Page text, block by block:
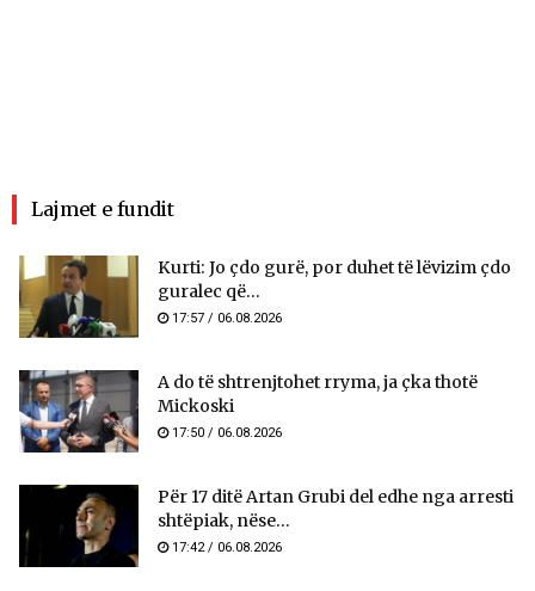
Lajmet e fundit
Kurti: Jo çdo gurë, por duhet të lëvizim çdo
guralec që...
17:57 / 06.08.2026
A do të shtrenjtohet rryma, ja çka thotë
Mickoski
17:50 / 06.08.2026
Për 17 ditë Artan Grubi del edhe nga arresti
shtëpiak, nëse...
17:42 / 06.08.2026